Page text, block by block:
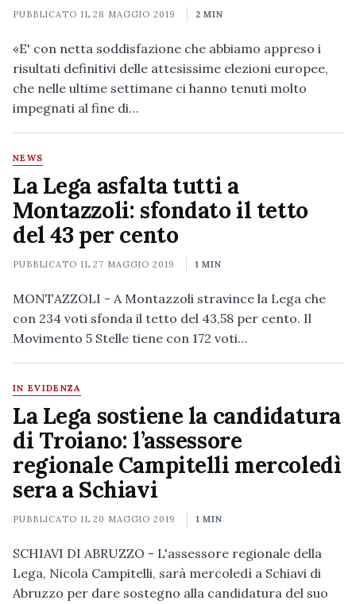
PUBBLICATO IL28 MAGGIO 2019 2 MIN
«E' con netta soddisfazione che abbiamo appreso i
risultati definitivi delle attesissime elezioni europee,
che nelle ultime settimane ci hanno tenuti molto
impegnati al fine di…
NEWS
La Lega asfalta tutti a
Montazzoli: sfondato il tetto
del 43 per cento
PUBBLICATO IL27 MAGGIO 2019 1 MIN
MONTAZZOLI - A Montazzoli stravince la Lega che
con 234 voti sfonda il tetto del 43,58 per cento. Il
Movimento 5 Stelle tiene con 172 voti…
IN EVIDENZA
La Lega sostiene la candidatura
di Troiano: l’assessore
regionale Campitelli mercoledì
sera a Schiavi
PUBBLICATO IL20 MAGGIO 2019 1 MIN
SCHIAVI DI ABRUZZO - L'assessore regionale della
Lega, Nicola Campitelli, sarà mercoledì a Schiavi di
Abruzzo per dare sostegno alla candidatura del suo